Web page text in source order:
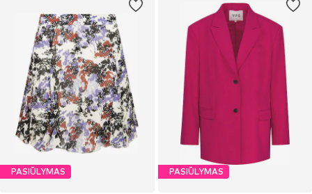
PASIŪLYMAS PASIŪLYMAS